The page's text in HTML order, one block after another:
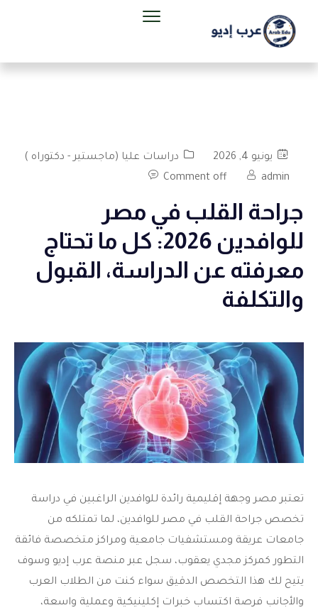
يونيو 4, 2026
دراسات عليا (ماجستير - دكتوراه )
admin
Comment off
جراحة القلب في مصر
للوافدين 2026: كل ما تحتاج
معرفته عن الدراسة، القبول
والتكلفة
تعتبر مصر وجهة إقليمية رائدة للوافدين الراغبين في دراسة
تخصص جراحة القلب في مصر للوافدين، لما تمتلكه من
جامعات عريقة ومستشفيات جامعية ومراكز متخصصة فائقة
التطور كمركز مجدي يعقوب، سجل عبر منصة عرب إديو وسوف
يتيح لك هذا التخصص الدقيق سواء كنت من الطلاب العرب
والأجانب فرصة اكتساب خبرات إكلينيكية وعملية واسعة،